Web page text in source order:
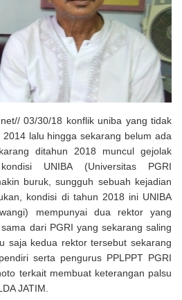
03/30/18 konflik uniba yang tidak
lalu hingga sekarang belum ada
ditahun 2018 muncul gejolak
UNIBA (Universitas PGRI
buruk, sungguh sebuah kejadian
kondisi di tahun 2018 ini UNIBA
mempunyai dua rektor yang
dari PGRI yang sekarang saling
saja kedua rektor tersebut sekarang
serta pengurus PPLPPT PGRI
terkait membuat keterangan palsu
JATIM.